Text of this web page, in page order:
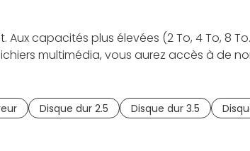
Aux capacités plus élevées (2 To, 4 To, 8
multimédia, vous aurez accès à de
découvrez lesHDDoptimisés pour les
auPC de bureau/ serveur et le 2.5"
Disque dur 2.5 Disque dur 3.5